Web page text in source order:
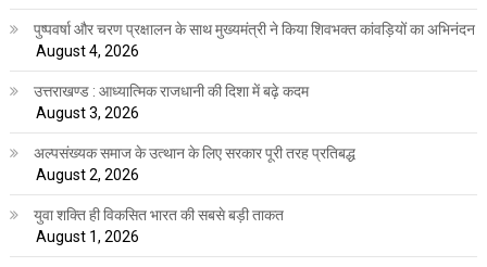
पुष्पवर्षा और चरण प्रक्षालन के साथ मुख्यमंत्री ने किया शिवभक्त कांवड़ियों का अभिनंदन
August 4, 2026
उत्तराखण्ड : आध्यात्मिक राजधानी की दिशा में बढ़े कदम
August 3, 2026
अल्पसंख्यक समाज के उत्थान के लिए सरकार पूरी तरह प्रतिबद्ध
August 2, 2026
युवा शक्ति ही विकसित भारत की सबसे बड़ी ताकत
August 1, 2026